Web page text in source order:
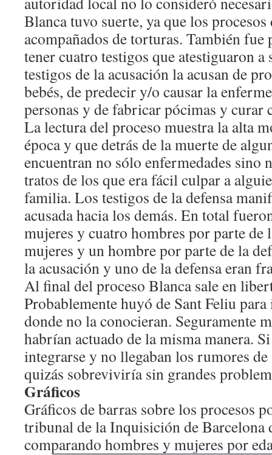
Blanca tuvo suerte, ya que los
acompañados de torturas. También
tener cuatro testigos que atestiguaron
testigos de la acusación la acusan de
bebés, de predecir y/o causar la
personas y de fabricar pócimas y curar
La lectura del proceso muestra la alta
época y que detrás de la muerte de
encuentran no sólo enfermedades sino
tratos de los que era fácil culpar a
familia. Los testigos de la defensa
acusada hacia los demás. En total
mujeres y cuatro hombres por parte de
mujeres y un hombre por parte de la
la acusación y uno de la defensa eran
Al final del proceso Blanca sale en
Probablemente huyó de Sant Feliu
donde no la conocieran. Seguramente
habrían actuado de la misma manera.
integrarse y no llegaban los rumores
quizás sobreviviría sin grandes
Gráficos
Gráficos de barras sobre los procesos
tribunal de la Inquisición de
comparando hombres y mujeres por